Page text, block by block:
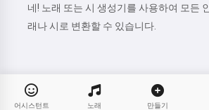
네! 노래 또는 시 생성기를 사용하여 모든
래나 시로 변환할 수 있습니다.
어시스턴트 노래 만들기